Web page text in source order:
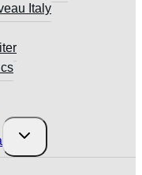
Italy
Переключить
дочернее